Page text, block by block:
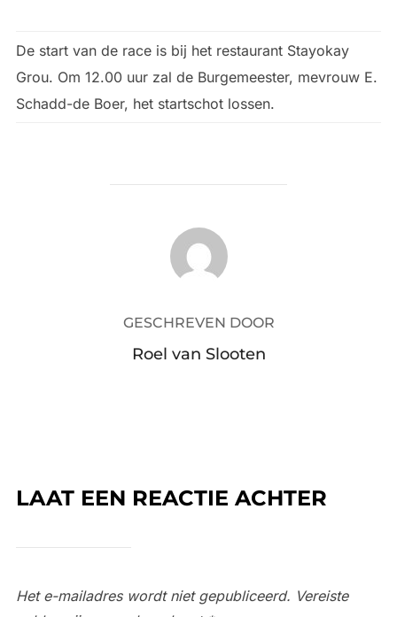
De start van de race is bij het restaurant Stayokay
Grou. Om 12.00 uur zal de Burgemeester, mevrouw E.
Schadd-de Boer, het startschot lossen.
BERICHTAUTEUR
GESCHREVEN DOOR
Roel van Slooten
LAAT EEN REACTIE ACHTER
Het e-mailadres wordt niet gepubliceerd. Vereiste